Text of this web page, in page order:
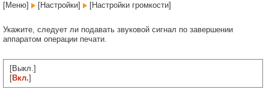
[Меню] [Настройки] [Настройки громкости]
Укажите, следует ли подавать звуковой сигнал по завершении
аппаратом операции печати.
[Выкл.]
[Вкл.]